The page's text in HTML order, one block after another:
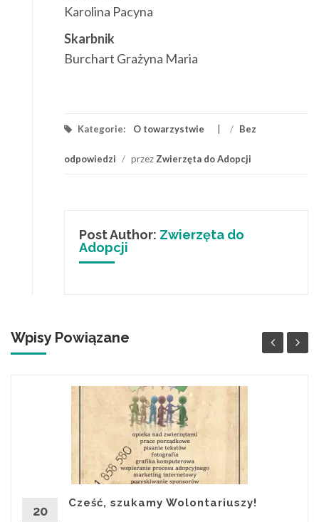
Karolina Pacyna
Skarbnik
Burchart Grażyna Maria
Kategorie: O towarzystwie / Bez
odpowiedzi / przez Zwierzęta do Adopcji
Post Author: Zwierzęta do
Adopcji
Wpisy Powiązane
20
Cześć, szukamy Wolontariuszy!